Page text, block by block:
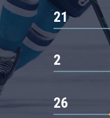
21
2
26